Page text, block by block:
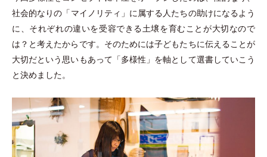
社会的なりの 「 マイノリティ 」 に属する人たちの助けになるよう
に、それぞれの違いを受容できる土壌を育むことが大切なので
は？と考えたからです。そのためには子どもたちに伝えることが
大切だという思いもあって 「多様性 」 を軸として選書していこう
と決めました。